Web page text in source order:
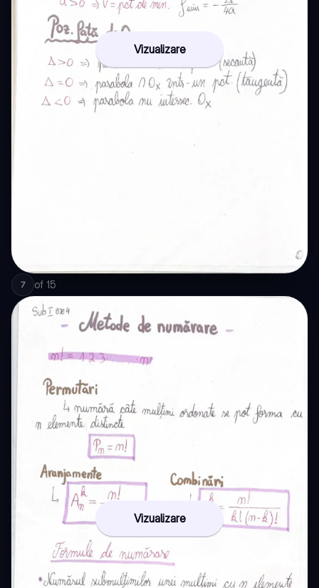
Vizualizare
7 of 15
Vizualizare